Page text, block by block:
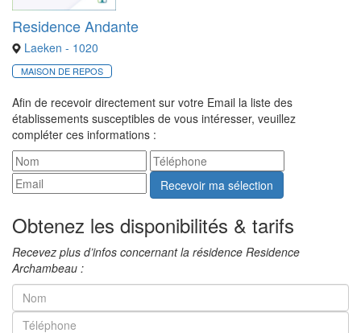
Residence Andante
Laeken - 1020
MAISON DE REPOS
Afin de recevoir directement sur votre Email la liste des
établissements susceptibles de vous intéresser, veuillez
compléter ces informations :
Recevoir ma sélection
Obtenez les disponibilités & tarifs
Recevez plus d’infos concernant la résidence Residence
Archambeau :